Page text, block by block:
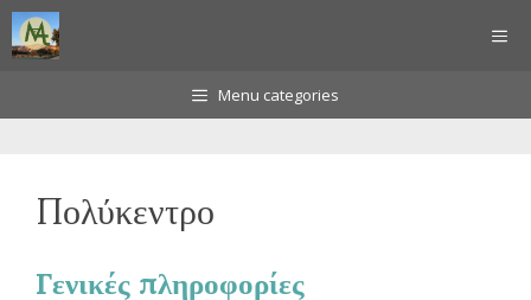
Μετάβαση
σε
Menu categories
Πολύκεντρο
Γενικές πληροφορίες